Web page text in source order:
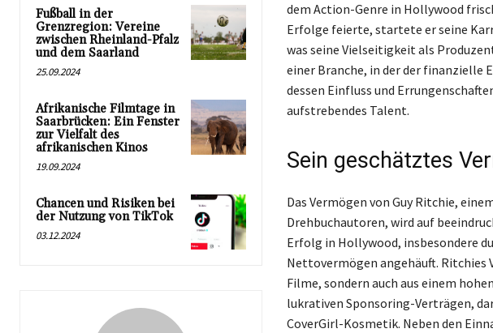
Fußball in der
Grenzregion: Vereine
zwischen Rheinland-Pfalz
und dem Saarland
25.09.2024
Afrikanische Filmtage in
Saarbrücken: Ein Fenster
zur Vielfalt des
afrikanischen Kinos
19.09.2024
Chancen und Risiken bei
der Nutzung von TikTok
03.12.2024
dem Action-Genre in Hollywood
Erfolge feierte, startete er seine
was seine Vielseitigkeit als
einer Branche, in der der finanzielle
dessen Einfluss und
aufstrebendes Talent.
Sein geschätztes
Das Vermögen von Guy Ritchie,
Drehbuchautoren, wird auf
Erfolg in Hollywood, insbesondere
Nettovermögen angehäuft. Ritchies
Filme, sondern auch aus einem
lukrativen Sponsoring-Verträgen,
CoverGirl-Kosmetik. Neben den